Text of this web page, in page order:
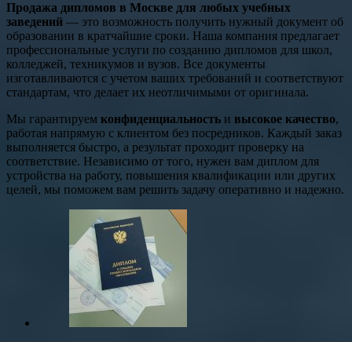
Продажа дипломов в Москве для любых учебных
заведений — это возможность получить нужный документ об
образовании в кратчайшие сроки. Наша компания предлагает
профессиональные услуги по созданию дипломов для школ,
колледжей, техникумов и вузов. Все документы
изготавливаются с учетом ваших требований и соответствуют
стандартам, что делает их неотличимыми от оригинала.
Мы гарантируем конфиденциальность и высокое качество,
работая напрямую с клиентом без посредников. Каждый заказ
выполняется быстро, а результат проходит проверку на
соответствие. Независимо от того, нужен вам диплом для
устройства на работу, повышения квалификации или других
целей, мы поможем вам решить задачу оперативно и надежно.